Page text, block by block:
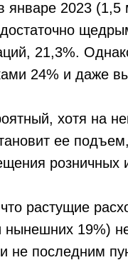
2023 (1,5
21,3%.
24% и даже
хотя на
ее
розничных
растущие
19%)
не последним